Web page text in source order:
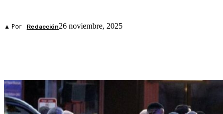
▲ Por Redacción26 noviembre, 2025